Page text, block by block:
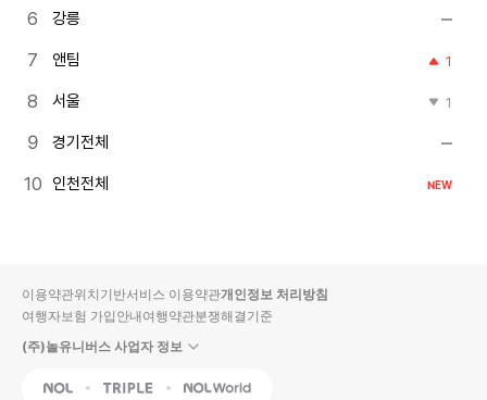
강릉
앤팀 1
서울 1
경기전체
인천전체 NEW
이용약관위치기반서비스 이용약관개인정보 처리방침
여행자보험 가입안내여행약관분쟁해결기준
(주)놀유니버스 사업자 정보
NOL Triple Interpark Global